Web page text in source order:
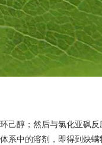
己醇；然后与氯化亚砜反
系中的溶剂，即得到炔螨